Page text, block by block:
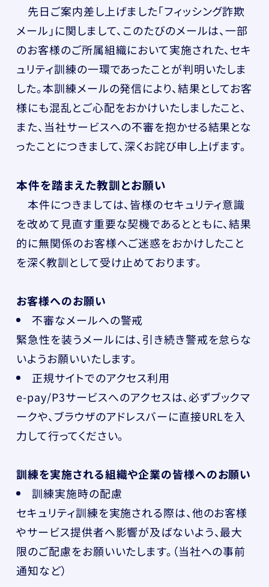
先日ご案内差し上げました「フィッシング詐欺
メール」に関しまして、このたびのメールは、一部
のお客様のご所属組織において実施された、セキ
ュリティ訓練の一環であったことが判明いたしま
した。本訓練メールの発信により、結果としてお客
様にも混乱とご心配をおかけいたしましたこと、
また、当社サービスへの不審を抱かせる結果とな
ったことにつきまして、深くお詫び申し上げます。
本件を踏まえた教訓とお願い
本件につきましては、皆様のセキュリティ意識
を改めて見直す重要な契機であるとともに、結果
的に無関係のお客様へご迷惑をおかけしたこと
を深く教訓として受け止めております。
お客様へのお願い
不審なメールへの警戒
緊急性を装うメールには、引き続き警戒を怠らな
いようお願いいたします。
正規サイトでのアクセス利用
e-pay/P3サービスへのアクセスは、必ずブックマ
ークや、ブラウザのアドレスバーに直接URLを入
力して行ってください。
訓練を実施される組織や企業の皆様へのお願い
訓練実施時の配慮
セキュリティ訓練を実施される際は、他のお客様
やサービス提供者へ影響が及ばないよう、最大
限のご配慮をお願いいたします。（当社への事前
通知など）